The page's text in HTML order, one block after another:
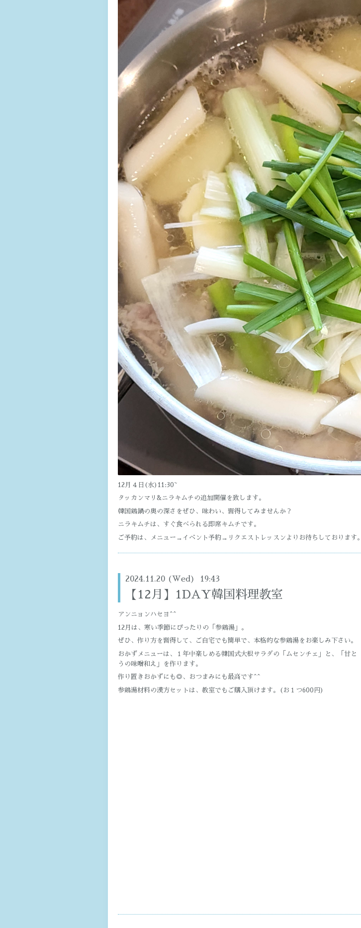
12月４日(水)11:30~
タッカンマリ&ニラキムチの追加開催を致します。
韓国鶏鍋の奥の深さをぜひ、味わい、習得してみませんか？
ニラキムチは、すぐ食べられる即席キムチです。
ご予約は、メニュー→イベント予約→リクエストレッスンよりお待ちしております。
2024.11.20 (Wed) 19:43
【12月】1DAY韓国料理教室
アンニョンハセヨ^^
12月は、寒い季節にぴったりの「参鶏湯」。
ぜひ、作り方を習得して、ご自宅でも簡単で、本格的な参鶏湯をお楽しみ下さい。
おかずメニューは、１年中楽しめる韓国式大根サラダの「ムセンチェ」と、「甘と
うの味噌和え」を作ります。
作り置きおかずにも◎、おつまみにも最高です^^
参鶏湯材料の漢方セットは、教室でもご購入頂けます。(お１つ600円)